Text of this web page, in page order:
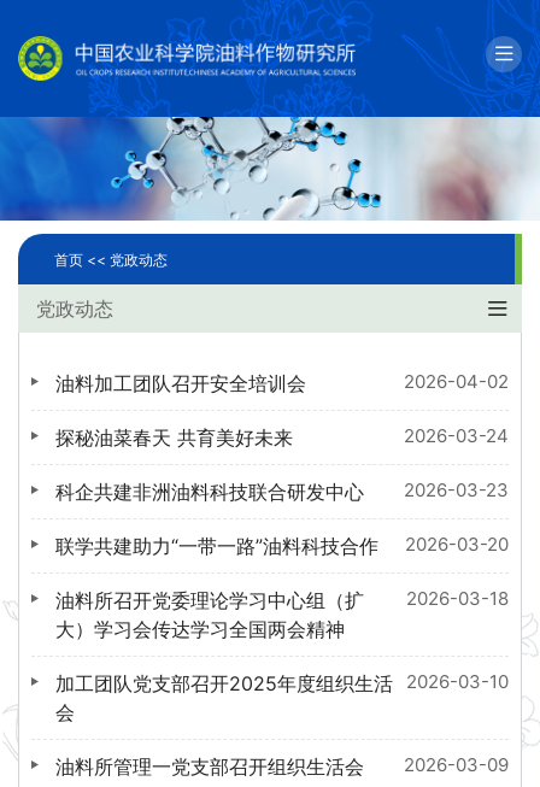
English 邮箱
科学研究
人才队伍
国际合作
研究生教育
党建文化
首页 << 党政动态
党政动态
2026-04-02
油料加工团队召开安全培训会
2026-03-24
探秘油菜春天 共育美好未来
2026-03-23
科企共建非洲油料科技联合研发中心
2026-03-20
联学共建助力“一带一路”油料科技合作
2026-03-18
油料所召开党委理论学习中心组（扩
大）学习会传达学习全国两会精神
2026-03-10
加工团队党支部召开2025年度组织生活
会
2026-03-09
油料所管理一党支部召开组织生活会